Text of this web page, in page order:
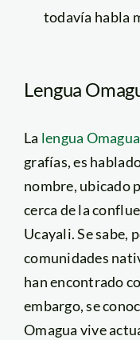
todavía habla
Lengua
La lengua Omagua
grafías, es
nombre, ubicado
cerca de la
Ucayali. Se sabe,
comunidades
han encontrado
embargo, se
Omagua vive